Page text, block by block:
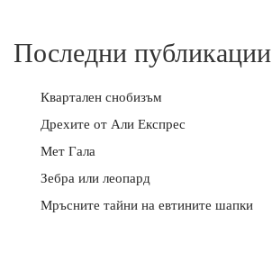
Последни публикации
Квартален снобизъм
Дрехите от Али Експрес
Мет Гала
Зебра или леопард
Мръсните тайни на евтините шапки